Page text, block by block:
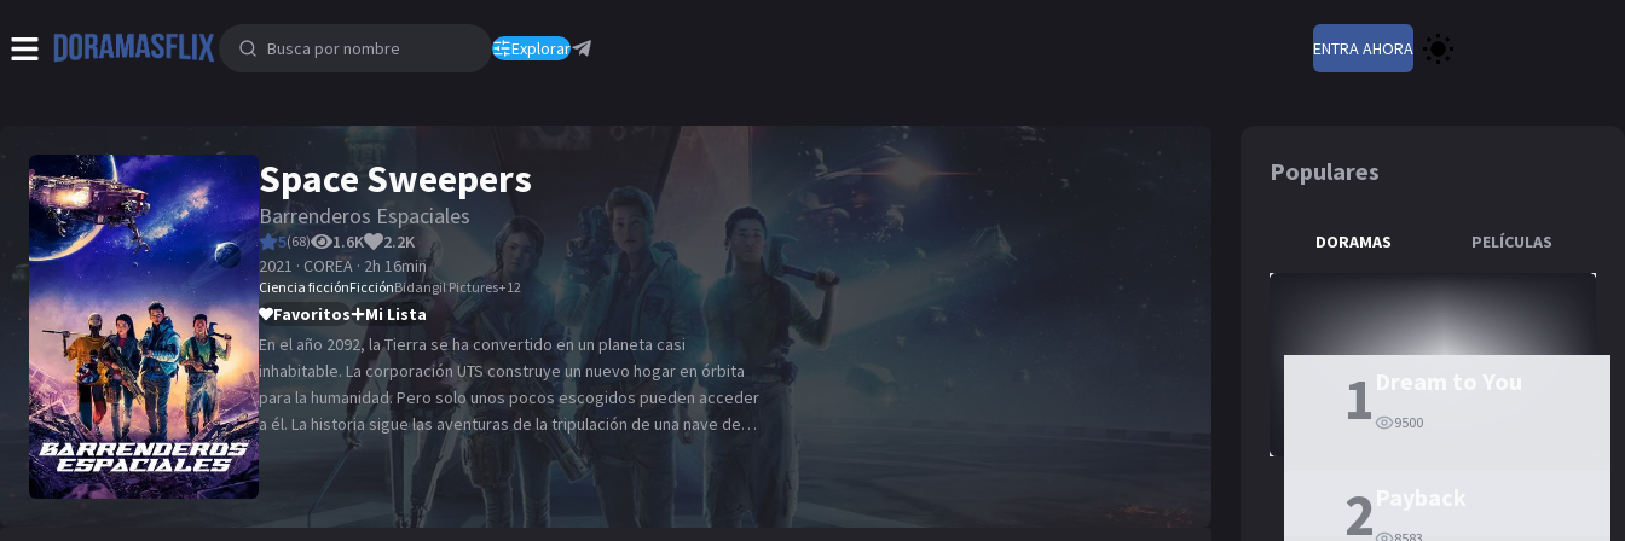
Explorar ENTRA AHORA
Space Sweepers
Barrenderos Espaciales
5(68) 1.6K
2.2K
2021 · COREA · 2h 16min
Ciencia ficciónFicciónBidangil Pictures+12
Favoritos
Mi Lista
En el año 2092, la Tierra se ha convertido en un planeta casi
inhabitable. La corporación UTS construye un nuevo hogar en órbita
para la humanidad. Pero solo unos pocos escogidos pueden acceder
a él. La historia sigue las aventuras de la tripulación de una nave de
limpieza de basura espacial llamada Victory. Su rutina da un giro
enorme cuando descubren a Dorothy, un robot humanoide construido
como una niña, que saben destinado a ser un arma de destrucción
masiva.
Populares
DORAMAS PELÍCULAS
1 Dream to You
9500
2